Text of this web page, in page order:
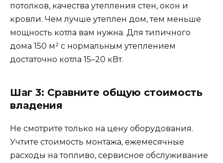
потолков, качества утепления стен, окон и
кровли. Чем лучше утеплен дом, тем меньше
мощность котла вам нужна. Для типичного
дома 150 м² с нормальным утеплением
достаточно котла 15–20 кВт.
Шаг 3: Сравните общую стоимость
владения
Не смотрите только на цену оборудования.
Учтите стоимость монтажа, ежемесячные
расходы на топливо, сервисное обслуживание